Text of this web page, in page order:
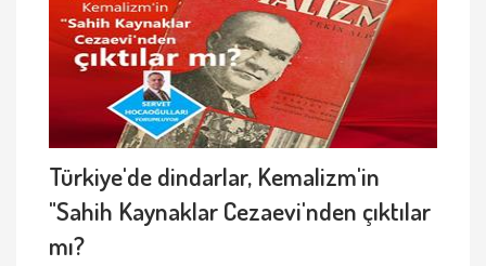
Türkiye'de dindarlar, Kemalizm'in
"Sahih Kaynaklar Cezaevi'nden çıktılar
mı?